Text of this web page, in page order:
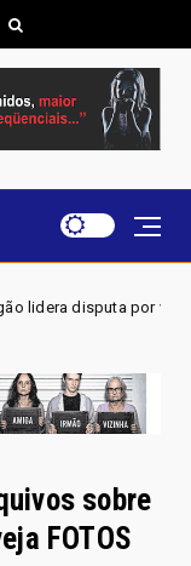
em Novo Gama,
sobre
FOTOS